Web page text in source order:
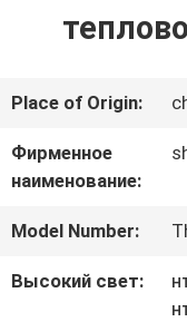
ПРОВЕРКА
Place of Origin:
Фирменное
наименование:
Model Number:
Высокий свет: